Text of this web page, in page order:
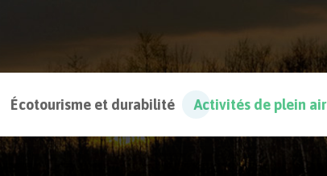
Écotourisme et durabilité Activités de plein air